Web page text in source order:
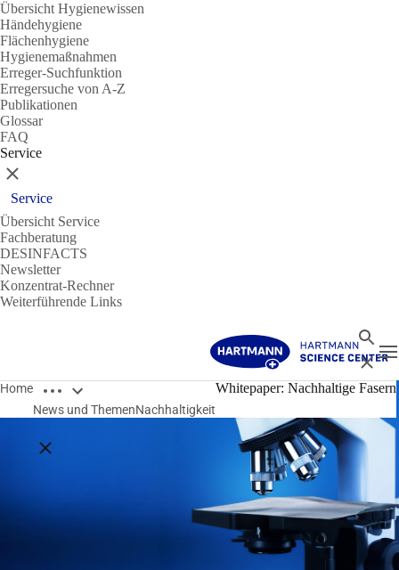
Übersicht Hygienewissen
Händehygiene
Flächenhygiene
Hygienemaßnahmen
Erreger-Suchfunktion
Erregersuche von A-Z
Publikationen
Glossar
FAQ
Service
Schließen
Service
Übersicht Service
Fachberatung
DESINFACTS
Newsletter
Konzentrat-Rechner
Weiterführende Links
Suche
Home Breadcrumbs öffnen
Breadcrumbs schließen
News und ThemenNachhaltigkeit
Whitepaper: Nachhaltige Fasern